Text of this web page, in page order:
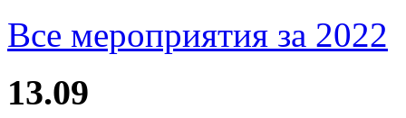
Все мероприятия за 2022
13.09